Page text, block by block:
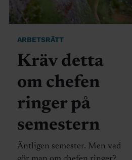
ARBETSRÄTT
Kräv detta
om chefen
ringer på
semestern
Äntligen semester. Men vad